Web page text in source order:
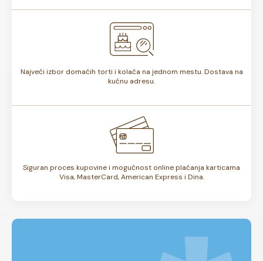
Najveći izbor domaćih torti i kolača na jednom mestu. Dostava na
kućnu adresu.
Siguran proces kupovine i mogućnost online plaćanja karticama
Visa, MasterCard, American Express i Dina.